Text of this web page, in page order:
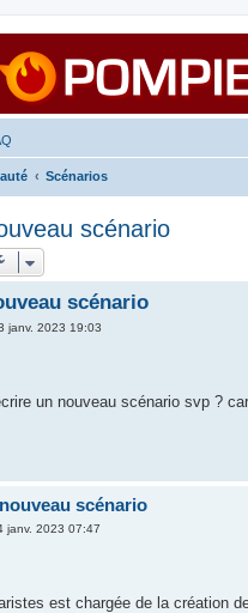
Scénarios
scénario
scénario
janv. 2023 19:03
un nouveau scénario svp ?
scénario
janv. 2023 07:47
est chargée de la création